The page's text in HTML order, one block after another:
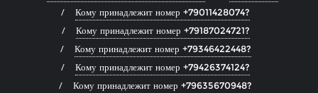
Кому принадлежит номер +79011428074?
Кому принадлежит номер +79187024721?
Кому принадлежит номер +79346422448?
Кому принадлежит номер +79426374124?
Кому принадлежит номер +79635670948?